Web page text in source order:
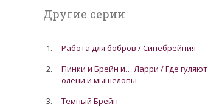
Другие серии
1.
Работа для бобров / Синебрейния
2.
Пинки и Брейн и… Ларри / Где гуляют
олени и мышелопы
3.
Темный Брейн